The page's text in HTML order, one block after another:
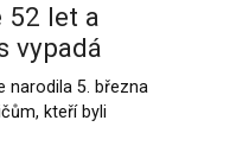
52 let a
vypadá
narodila 5. března
kteří byli